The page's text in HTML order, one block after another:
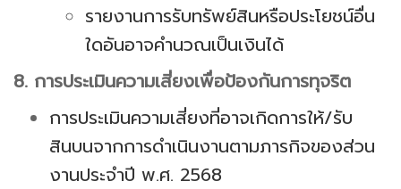
รายงานการรับทรัพย์สินหรือประโยชน์อื่น
ใดอันอาจคำนวณเป็นเงินได้
8. การประเมินความเสี่ยงเพื่อป้องกันการทุจริต
การประเมินความเสี่ยงที่อาจเกิดการให้/รับ
สินบนจากการดำเนินงานตามภารกิจของส่วน
งานประจำปี พ.ศ. 2568